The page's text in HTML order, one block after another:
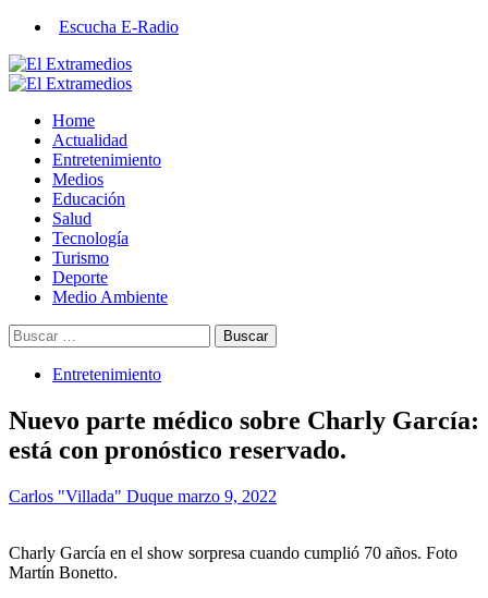
Saltar
contenido
Escucha E-Radio
Primary
Home
Actualidad
Entretenimiento
Medios
Educación
Salud
Tecnología
Turismo
Deporte
Medio Ambiente
Buscar:
Entretenimiento
Nuevo parte médico sobre Charly García:
está con pronóstico reservado.
Carlos "Villada" Duque marzo 9, 2022
Charly García en el show sorpresa cuando cumplió 70 años. Foto
Martín Bonetto.